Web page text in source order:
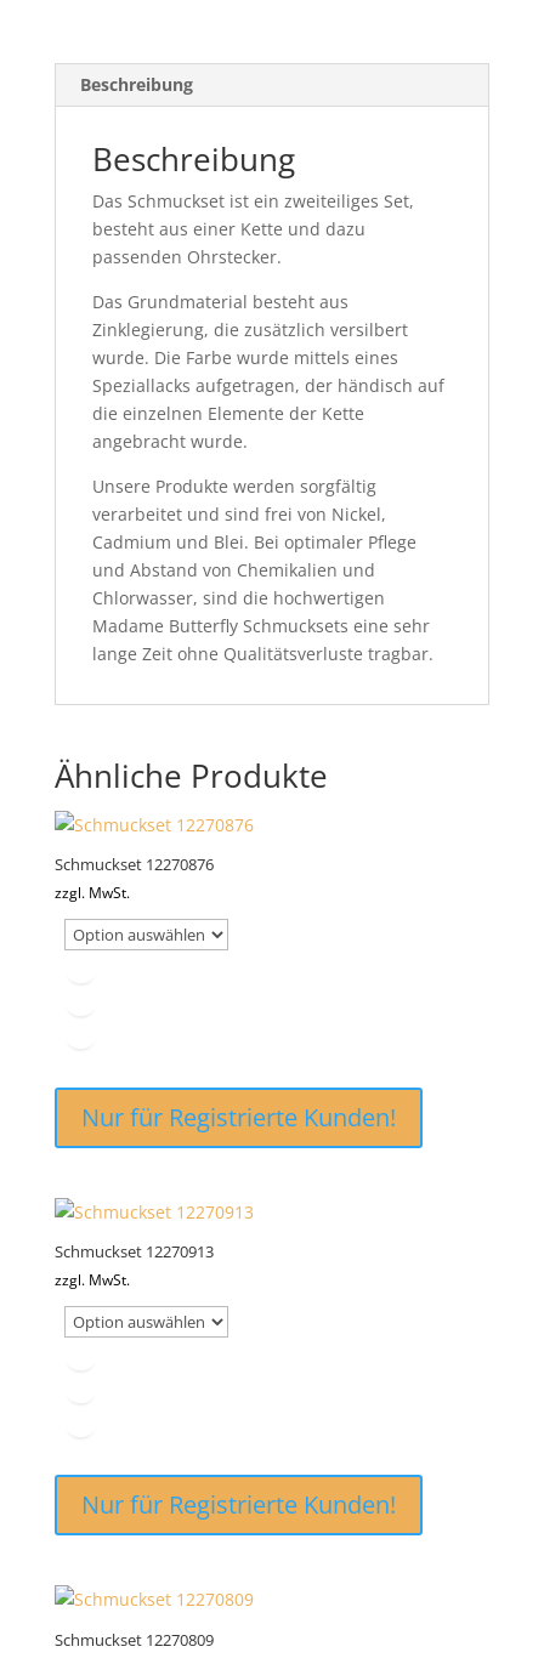
Beschreibung
Beschreibung
Das Schmuckset ist ein zweiteiliges Set,
besteht aus einer Kette und dazu
passenden Ohrstecker.
Das Grundmaterial besteht aus
Zinklegierung, die zusätzlich versilbert
wurde. Die Farbe wurde mittels eines
Speziallacks aufgetragen, der händisch auf
die einzelnen Elemente der Kette
angebracht wurde.
Unsere Produkte werden sorgfältig
verarbeitet und sind frei von Nickel,
Cadmium und Blei. Bei optimaler Pflege
und Abstand von Chemikalien und
Chlorwasser, sind die hochwertigen
Madame Butterfly Schmucksets eine sehr
lange Zeit ohne Qualitätsverluste tragbar.
Ähnliche Produkte
Schmuckset 12270876
zzgl. MwSt.
Nur für Registrierte Kunden!
Schmuckset 12270913
zzgl. MwSt.
Nur für Registrierte Kunden!
Schmuckset 12270809